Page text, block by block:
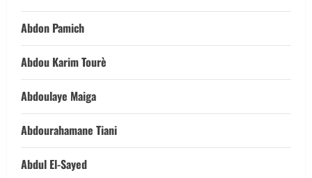
Abdon Pamich
Abdou Karim Tourè
Abdoulaye Maiga
Abdourahamane Tiani
Abdul El-Sayed